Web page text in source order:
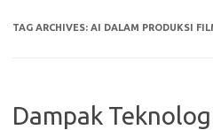
TAG ARCHIVES: AI DALAM PRODUKSI
Dampak